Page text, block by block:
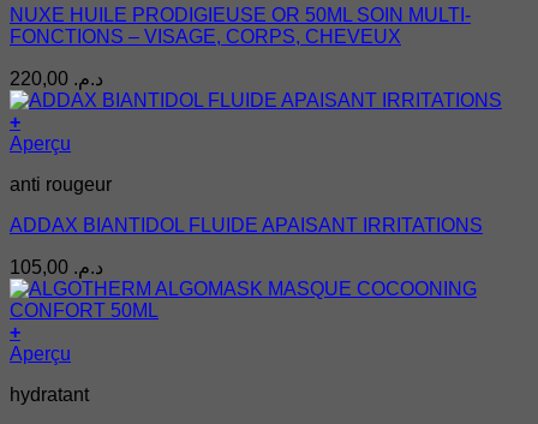
NUXE HUILE PRODIGIEUSE OR 50ML SOIN MULTI-
FONCTIONS – VISAGE, CORPS, CHEVEUX
د.م.
+
Aperçu
anti rougeur
ADDAX BIANTIDOL FLUIDE APAISANT IRRITATIONS
د.م.
+
Aperçu
hydratant